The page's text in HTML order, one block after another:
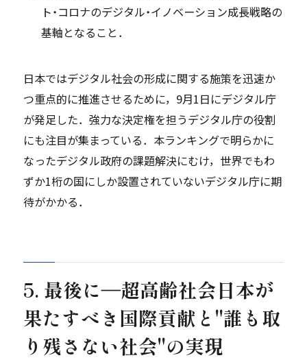
ト・コロナのデジタル・イノベーション成長戦略の
基軸となること．
日本ではデジタル社会の形成に関する施策を迅速か
つ重点的に推進させるために，9月1日にデジタル庁
が発足した．強力な決定権を担うデジタル庁の役割
にも注目が集まっている．本ランキングで明らかに
なったデジタル政府の課題解決にむけ，世界でもわ
ずか1桁の国にしか設置されていないデジタル庁に期
待がかかる．
5. 最後に―超高齢社会日本が
果たすべき国際貢献と"誰も取
り残さない社会"の実現